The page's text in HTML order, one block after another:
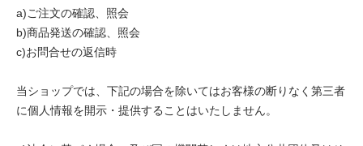
a)ご注文の確認、照会
b)商品発送の確認、照会
c)お問合せの返信時
当ショップでは、下記の場合を除いてはお客様の断りなく第三者
に個人情報を開示・提供することはいたしません。